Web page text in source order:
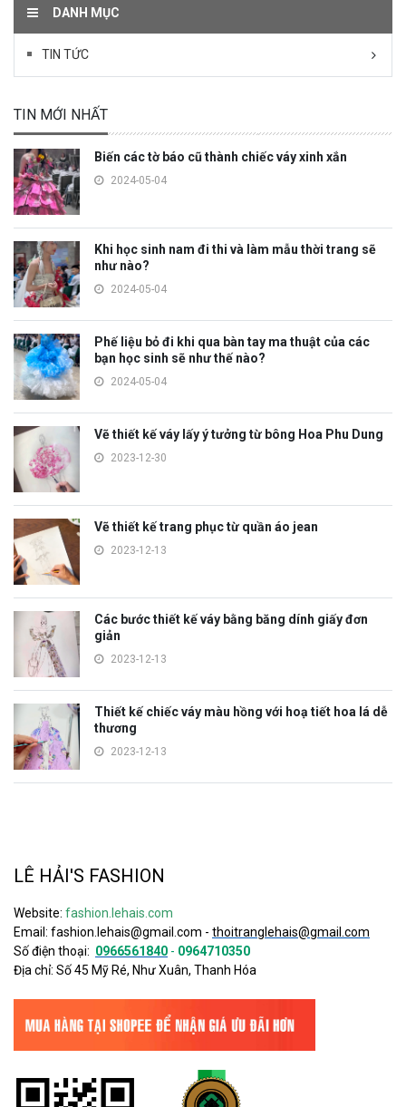
DANH MỤC
TIN TỨC
TIN MỚI NHẤT
Biến các tờ báo cũ thành chiếc váy xinh xắn
2024-05-04
Khi học sinh nam đi thi và làm mẫu thời trang sẽ
như nào?
2024-05-04
Phế liệu bỏ đi khi qua bàn tay ma thuật của các
bạn học sinh sẽ như thế nào?
2024-05-04
Vẽ thiết kế váy lấy ý tưởng từ bông Hoa Phu Dung
2023-12-30
Vẽ thiết kế trang phục từ quần áo jean
2023-12-13
Các bước thiết kế váy bằng băng dính giấy đơn
giản
2023-12-13
Thiết kế chiếc váy màu hồng với hoạ tiết hoa lá dễ
thương
2023-12-13
LÊ HẢI'S FASHION
Website: fashion.lehais.com
Email: fashion.lehais@gmail.com - thoitranglehais@gmail.com
Số điện thoại: 0966561840 - 0964710350
Địa chỉ: Số 45 Mỹ Ré, Như Xuân, Thanh Hóa